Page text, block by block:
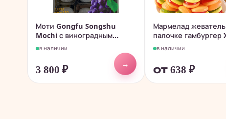
Моти Gongfu Songshu
Mochi с виноградным
джемом, 180гр.
в наличии
3 800 ₽
→
Мармелад
палочке гамбургер
в наличии
от 638 ₽